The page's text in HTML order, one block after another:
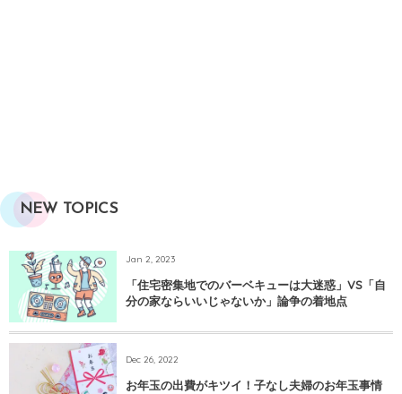
NEW TOPICS
Jan 2, 2023
「住宅密集地でのバーベキューは大迷惑」VS「自
分の家ならいいじゃないか」論争の着地点
Dec 26, 2022
お年玉の出費がキツイ！子なし夫婦のお年玉事情